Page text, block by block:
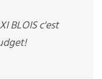
BLOIS c'est